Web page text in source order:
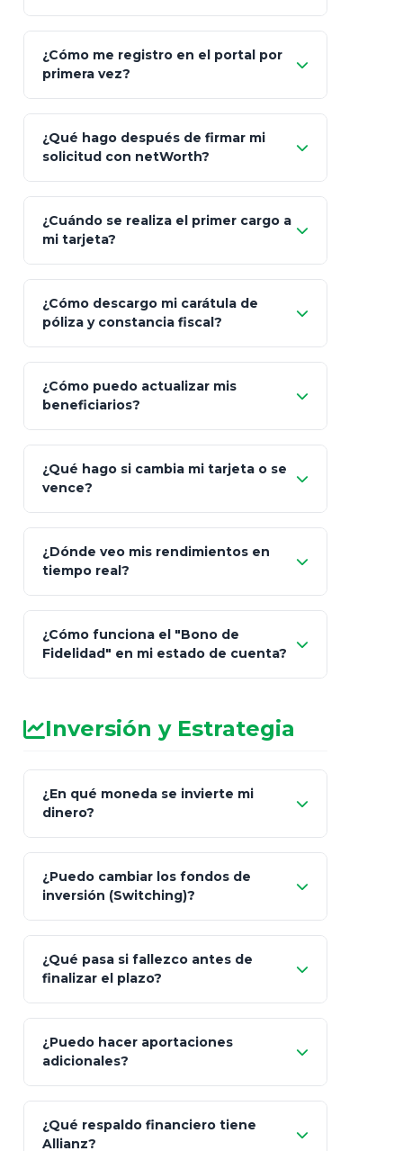
Fiscalidad Estrategia Art. 151 / 93
Client"
App Store (iOS) Google Play
¿Cómo me registro en el portal por
primera vez?
Bienvenida
"¿Aún no tienes cuenta?
Regístrate"
¿Qué hago después de firmar mi
solicitud con netWorth?
¿Cuándo se realiza el primer cargo a
mi tarjeta?
¿Cómo descargo mi carátula de
póliza y constancia fiscal?
"Mis Pólizas" > "Documentos"
¿Cómo puedo actualizar mis
beneficiarios?
¿Qué hago si cambia mi tarjeta o se
vence?
"Link
de Cobro Seguro"
¿Dónde veo mis rendimientos en
tiempo real?
¿Cómo funciona el "Bono de
Fidelidad" en mi estado de cuenta?
Inversión y Estrategia
¿En qué moneda se invierte mi
dinero?
inflación), Dólares o Euros
¿Puedo cambiar los fondos de
inversión (Switching)?
"Switching" (cambio de fondos)
¿Qué pasa si fallezco antes de
finalizar el plazo?
100% a tus
beneficiarios designados
¿Puedo hacer aportaciones
adicionales?
¿Qué respaldo financiero tiene
Allianz?